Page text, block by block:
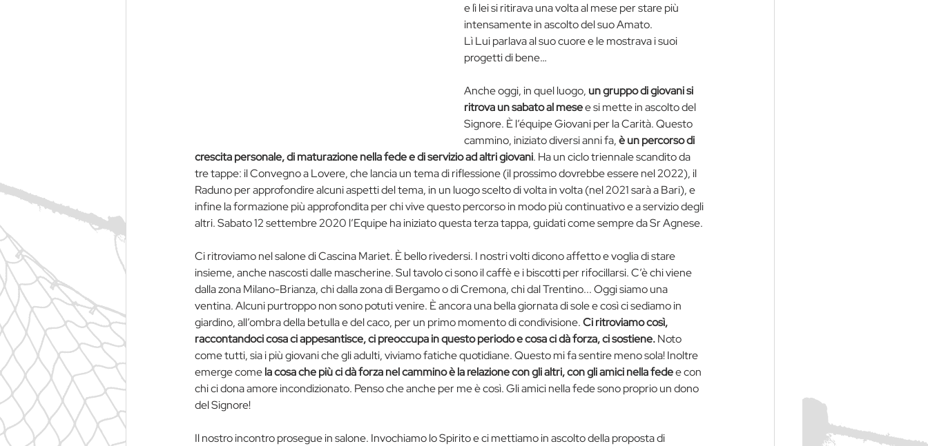
e lì lei si ritirava una volta al mese per stare più
intensamente in ascolto del suo Amato.
Lì Lui parlava al suo cuore e le mostrava i suoi
progetti di bene…
Anche oggi, in quel luogo, un gruppo di giovani si
ritrova un sabato al mese e si mette in ascolto del
Signore. È l’équipe Giovani per la Carità. Questo
cammino, iniziato diversi anni fa, è un percorso di
crescita personale, di maturazione nella fede e di servizio ad altri giovani. Ha un ciclo triennale scandito da
tre tappe: il Convegno a Lovere, che lancia un tema di riflessione (il prossimo dovrebbe essere nel 2022), il
Raduno per approfondire alcuni aspetti del tema, in un luogo scelto di volta in volta (nel 2021 sarà a Bari), e
infine la formazione più approfondita per chi vive questo percorso in modo più continuativo e a servizio degli
altri. Sabato 12 settembre 2020 l’Equipe ha iniziato questa terza tappa, guidati come sempre da Sr Agnese.
Ci ritroviamo nel salone di Cascina Mariet. È bello rivedersi. I nostri volti dicono affetto e voglia di stare
insieme, anche nascosti dalle mascherine. Sul tavolo ci sono il caffè e i biscotti per rifocillarsi. C’è chi viene
dalla zona Milano-Brianza, chi dalla zona di Bergamo o di Cremona, chi dal Trentino... Oggi siamo una
ventina. Alcuni purtroppo non sono potuti venire. È ancora una bella giornata di sole e così ci sediamo in
giardino, all’ombra della betulla e del caco, per un primo momento di condivisione. Ci ritroviamo così,
raccontandoci cosa ci appesantisce, ci preoccupa in questo periodo e cosa ci dà forza, ci sostiene. Noto
come tutti, sia i più giovani che gli adulti, viviamo fatiche quotidiane. Questo mi fa sentire meno sola! Inoltre
emerge come la cosa che più ci dà forza nel cammino è la relazione con gli altri, con gli amici nella fede e con
chi ci dona amore incondizionato. Penso che anche per me è così. Gli amici nella fede sono proprio un dono
del Signore!
Il nostro incontro prosegue in salone. Invochiamo lo Spirito e ci mettiamo in ascolto della proposta di